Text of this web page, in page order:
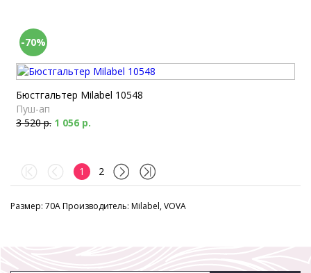
-70%
Бюстгальтер Milabel 10548
Пуш-ап
3 520 р. 1 056 р.
1 2
Размер: 70A Производитель: Milabel, VOVA